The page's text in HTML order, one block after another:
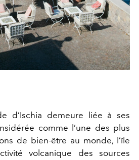
d’Ischia demeure liée à ses
comme l’une des plus
de bien-être au monde, l’île
volcanique des sources